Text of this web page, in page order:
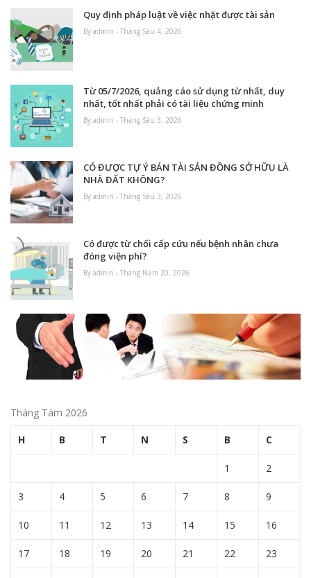
Quy định pháp luật về việc nhặt được tài sản
By admin - Tháng Sáu 4, 2026
Từ 05/7/2026, quảng cáo sử dụng từ nhất, duy
nhất, tốt nhất phải có tài liệu chứng minh
By admin - Tháng Sáu 3, 2026
CÓ ĐƯỢC TỰ Ý BÁN TÀI SẢN ĐỒNG SỞ HỮU LÀ
NHÀ ĐẤT KHÔNG?
By admin - Tháng Sáu 3, 2026
Có được từ chối cấp cứu nếu bệnh nhân chưa
đóng viện phí?
By admin - Tháng Năm 20, 2026
Tháng Tám 2026
H B T N S B C
1 2
3 4 5 6 7 8 9
10 11 12 13 14 15 16
17 18 19 20 21 22 23